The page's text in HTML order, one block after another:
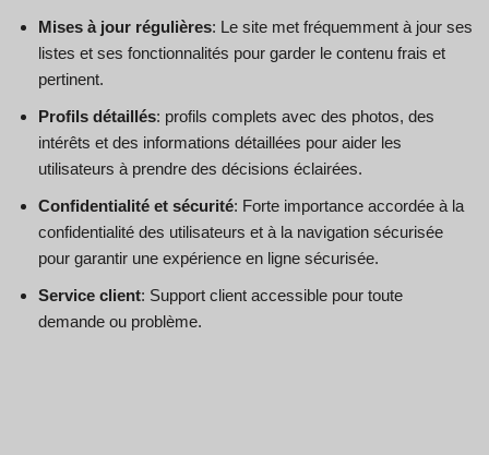
Mises à jour régulières: Le site met fréquemment à jour ses
listes et ses fonctionnalités pour garder le contenu frais et
pertinent.
Profils détaillés: profils complets avec des photos, des
intérêts et des informations détaillées pour aider les
utilisateurs à prendre des décisions éclairées.
Confidentialité et sécurité: Forte importance accordée à la
confidentialité des utilisateurs et à la navigation sécurisée
pour garantir une expérience en ligne sécurisée.
Service client: Support client accessible pour toute
demande ou problème.